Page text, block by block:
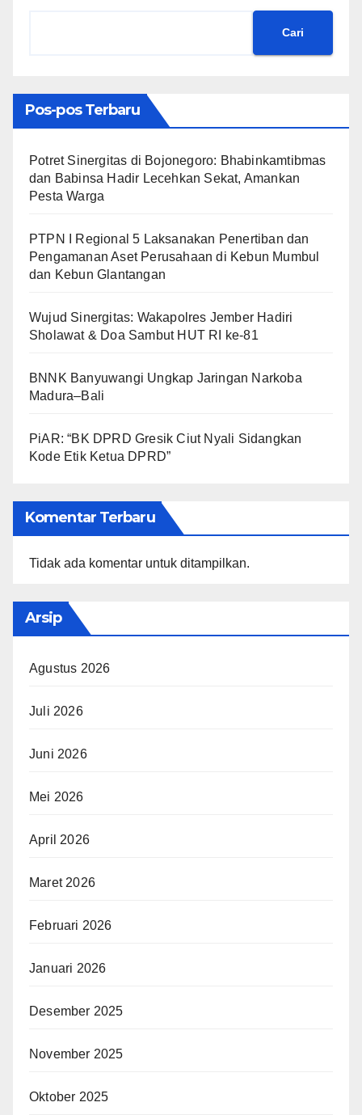
Cari
Pos-pos Terbaru
​Potret Sinergitas di Bojonegoro: Bhabinkamtibmas
dan Babinsa Hadir Lecehkan Sekat, Amankan
Pesta Warga
PTPN I Regional 5 Laksanakan Penertiban dan
Pengamanan Aset Perusahaan di Kebun Mumbul
dan Kebun Glantangan
Wujud Sinergitas: Wakapolres Jember Hadiri
Sholawat & Doa Sambut HUT RI ke-81
BNNK Banyuwangi Ungkap Jaringan Narkoba
Madura–Bali
PiAR: “BK DPRD Gresik Ciut Nyali Sidangkan
Kode Etik Ketua DPRD”
Komentar Terbaru
Tidak ada komentar untuk ditampilkan.
Arsip
Agustus 2026
Juli 2026
Juni 2026
Mei 2026
April 2026
Maret 2026
Februari 2026
Januari 2026
Desember 2025
November 2025
Oktober 2025